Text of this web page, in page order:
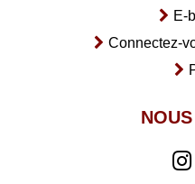
E-
Connectez-